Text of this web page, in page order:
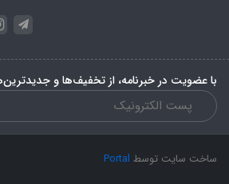
با عضویت در خبرنامه، از تخفیف‌ها و
ساخت سایت توسط Portal